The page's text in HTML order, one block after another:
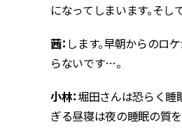
になってしまいます。そし
茜： します。早朝からのロ
らないです…。
小林：堀田さんは恐らく睡
ぎる昼寝は夜の睡眠の質